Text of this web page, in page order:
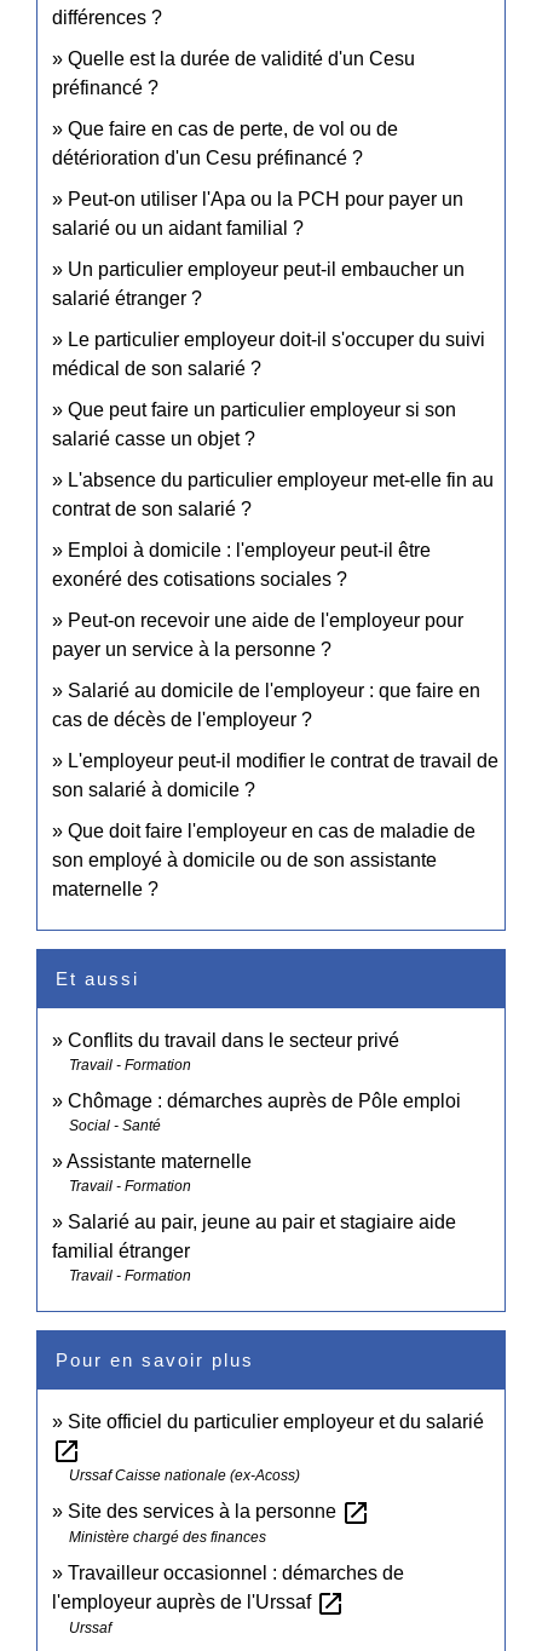
différences ?
Quelle est la durée de validité d'un Cesu
préfinancé ?
Que faire en cas de perte, de vol ou de
détérioration d'un Cesu préfinancé ?
Peut-on utiliser l'Apa ou la PCH pour payer un
salarié ou un aidant familial ?
Un particulier employeur peut-il embaucher un
salarié étranger ?
Le particulier employeur doit-il s'occuper du suivi
médical de son salarié ?
Que peut faire un particulier employeur si son
salarié casse un objet ?
L'absence du particulier employeur met-elle fin au
contrat de son salarié ?
Emploi à domicile : l'employeur peut-il être
exonéré des cotisations sociales ?
Peut-on recevoir une aide de l'employeur pour
payer un service à la personne ?
Salarié au domicile de l'employeur : que faire en
cas de décès de l'employeur ?
L'employeur peut-il modifier le contrat de travail de
son salarié à domicile ?
Que doit faire l'employeur en cas de maladie de
son employé à domicile ou de son assistante
maternelle ?
Et aussi
Conflits du travail dans le secteur privé
Travail - Formation
Chômage : démarches auprès de Pôle emploi
Social - Santé
Assistante maternelle
Travail - Formation
Salarié au pair, jeune au pair et stagiaire aide
familial étranger
Travail - Formation
Pour en savoir plus
Site officiel du particulier employeur et du salarié
open_in_new
Urssaf Caisse nationale (ex-Acoss)
Site des services à la personne open_in_new
Ministère chargé des finances
Travailleur occasionnel : démarches de
l'employeur auprès de l'Urssaf open_in_new
Urssaf